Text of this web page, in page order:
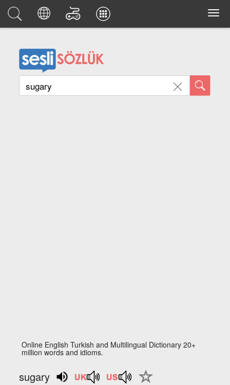
Online English Turkish and Multilingual Dictionary 20+
million words and idioms.
sugary